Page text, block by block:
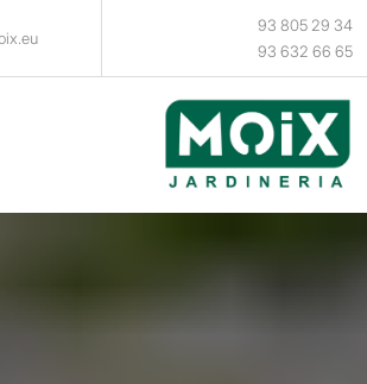
93 805 29 34
93 632 66 65